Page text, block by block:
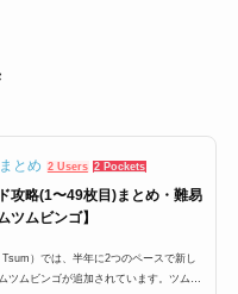
とめ 2 Users 2 Pockets
攻略(1〜49枚目)まとめ・難易
ツムビンゴ】
）では、半年に2つのペースで新し
ツムビンゴが追加されています。ツムツ